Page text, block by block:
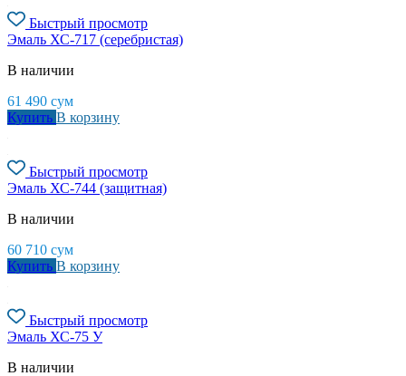
Быстрый просмотр
Эмаль ХС-717 (серебристая)
В наличии
61 490 сум
Купить В корзину
Быстрый просмотр
Эмаль ХС-744 (защитная)
В наличии
60 710 сум
Купить В корзину
Быстрый просмотр
Эмаль ХС-75 У
В наличии